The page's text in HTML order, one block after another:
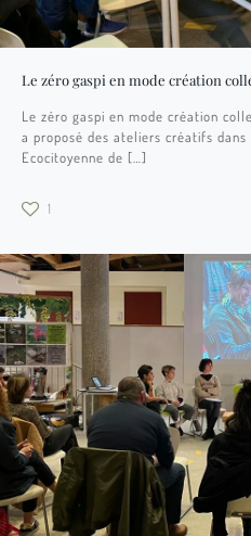
Le zéro gaspi en mode création
Le zéro gaspi en mode création
a proposé des ateliers créatifs dans
Ecocitoyenne de […]
1